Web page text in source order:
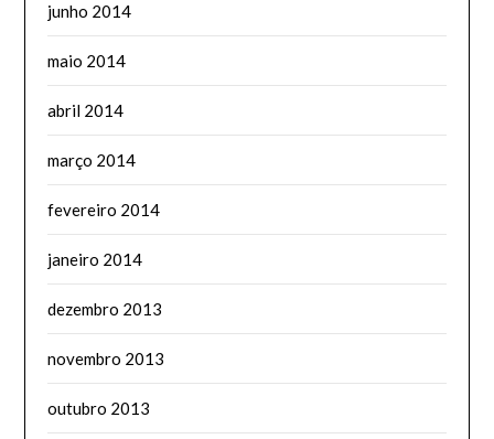
junho 2014
maio 2014
abril 2014
março 2014
fevereiro 2014
janeiro 2014
dezembro 2013
novembro 2013
outubro 2013